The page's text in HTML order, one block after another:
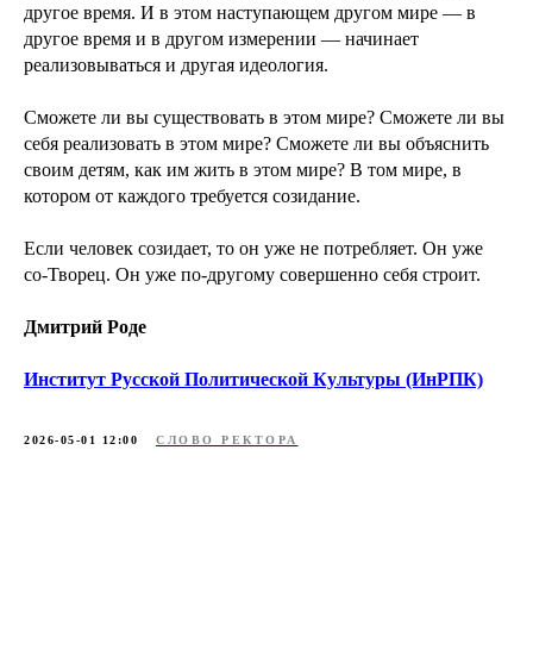
другое время. И в этом наступающем другом мире — в
другое время и в другом измерении — начинает
реализовываться и другая идеология.
Сможете ли вы существовать в этом мире? Сможете ли вы
себя реализовать в этом мире? Сможете ли вы объяснить
своим детям, как им жить в этом мире? В том мире, в
котором от каждого требуется созидание.
Если человек созидает, то он уже не потребляет. Он уже
со-Творец. Он уже по-другому совершенно себя строит.
Дмитрий Роде
Институт Русской Политической Культуры (ИнРПК)
2026-05-01 12:00 СЛОВО РЕКТОРА